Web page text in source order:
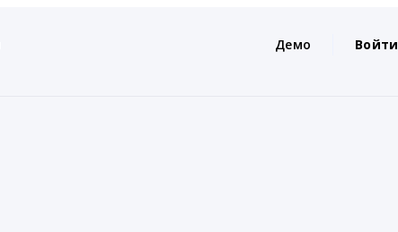
Демо Войти